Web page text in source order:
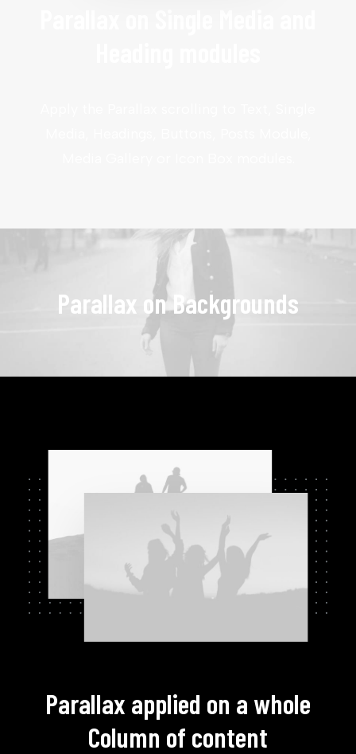
Parallax on Backgrounds
Parallax applied on a whole
Column of content